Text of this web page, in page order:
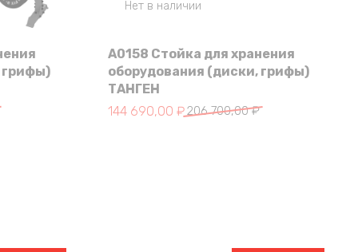
грифы)
168 900,00 ₽.
Нет в наличии
A0158 Стойка для хранения
оборудования (диски, грифы)
ТАНГЕН
206 700,00₽
Первоначальная цена составляла 206
144 690,00 ₽
Текущая цена: 144 690,00 ₽.